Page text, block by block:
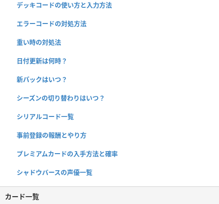
デッキコードの使い方と入力方法
エラーコードの対処方法
重い時の対処法
日付更新は何時？
新パックはいつ？
シーズンの切り替わりはいつ？
シリアルコード一覧
事前登録の報酬とやり方
プレミアムカードの入手方法と確率
シャドウバースの声優一覧
カード一覧